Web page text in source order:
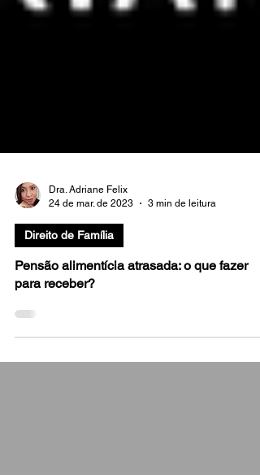
Dra. Adriane Felix
24 de mar. de 2023
3 min de leitura
Direito de Família
Pensão alimentícia atrasada: o que fazer